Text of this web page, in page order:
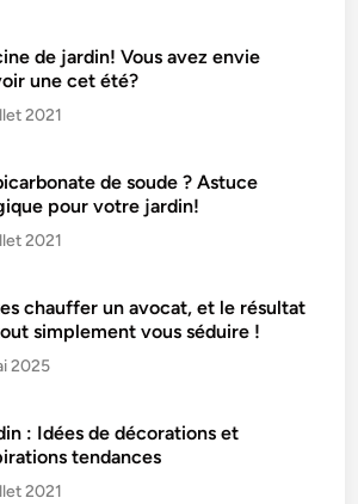
de jardin! Vous avez envie
une cet été?
2021
de soude ? Astuce
pour votre jardin!
2021
chauffer un avocat, et le résultat
simplement vous séduire !
2025
: Idées de décorations et
tendances
2021